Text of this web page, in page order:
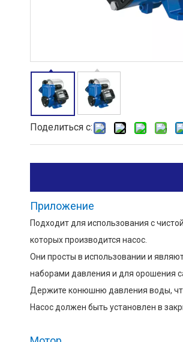
Поделиться с:
Приложение
Подходит для использования с
которых производится насос.
Они просты в использовании и
наборами давления и для орошения
Держите конюшню давления воды,
Насос должен быть установлен в